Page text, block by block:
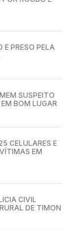
É PRESO PELA
SUSPEITO
BOM LUGAR
CELULARES E
EM
CIVIL
DE TIMON